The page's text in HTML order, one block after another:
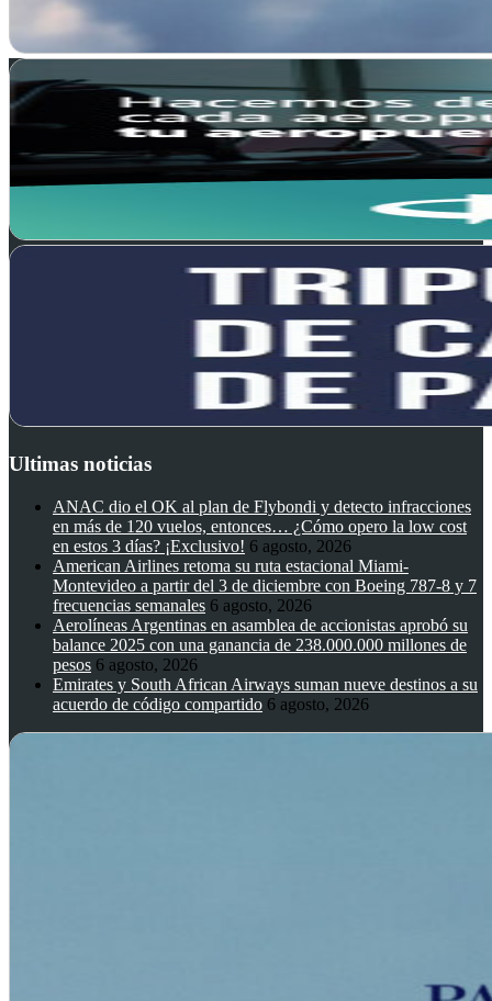
Ultimas noticias
ANAC dio el OK al plan de Flybondi y detecto infracciones
en más de 120 vuelos, entonces… ¿Cómo opero la low cost
en estos 3 días? ¡Exclusivo! 6 agosto, 2026
American Airlines retoma su ruta estacional Miami-
Montevideo a partir del 3 de diciembre con Boeing 787-8 y 7
frecuencias semanales 6 agosto, 2026
Aerolíneas Argentinas en asamblea de accionistas aprobó su
balance 2025 con una ganancia de 238.000.000 millones de
pesos 6 agosto, 2026
Emirates y South African Airways suman nueve destinos a su
acuerdo de código compartido 6 agosto, 2026